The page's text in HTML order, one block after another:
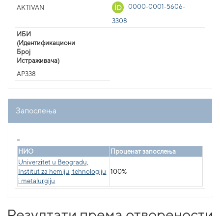
AKTIVAN
0000-0001-5606-
3308
ИБИ
(Идентификациони
Број
Истраживача)
AP338
Запослења
НИО
Проценат запослења
Univerzitet u Beogradu,
Institut za hemiju, tehnologiju
i metalurgiju
100%